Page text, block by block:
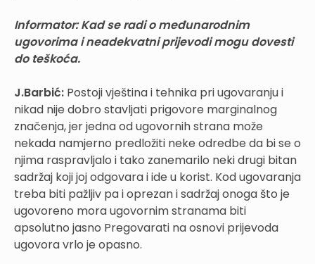
Informator:Kad se radi o međunarodnim
ugovorima i neadekvatni prijevodi mogu dovesti
do teškoća.
J.Barbić: Postoji vještina i tehnika pri ugovaranju i
nikad nije dobro stavljati prigovore marginalnog
značenja, jer jedna od ugovornih strana može
nekada namjerno predložiti neke odredbe da bi se o
njima raspravljalo i tako zanemarilo neki drugi bitan
sadržaj koji joj odgovara i ide u korist. Kod ugovaranja
treba biti pažljiv pa i oprezan i sadržaj onoga što je
ugovoreno mora ugovornim stranama biti
apsolutno jasno Pregovarati na osnovi prijevoda
ugovora vrlo je opasno.